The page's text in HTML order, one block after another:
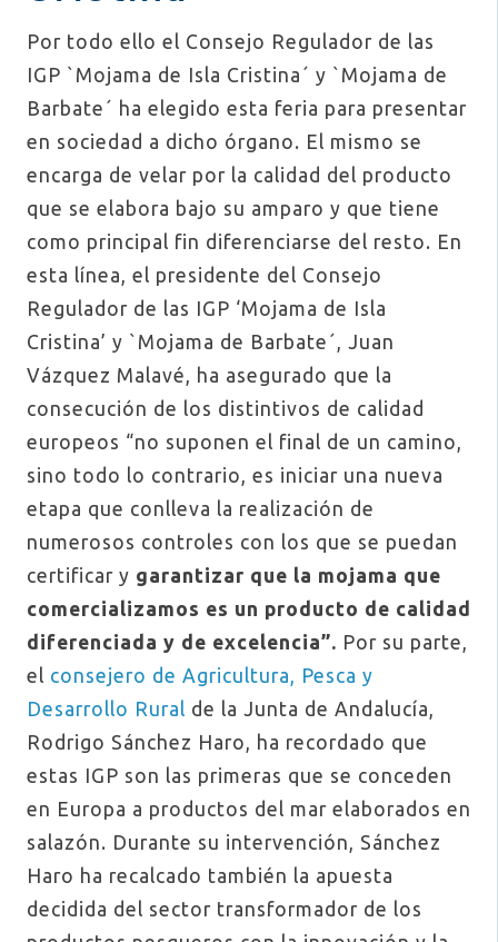
Por todo ello el Consejo Regulador de las
IGP `Mojama de Isla Cristina´ y `Mojama de
Barbate´ ha elegido esta feria para presentar
en sociedad a dicho órgano. El mismo se
encarga de velar por la calidad del producto
que se elabora bajo su amparo y que tiene
como principal fin diferenciarse del resto. En
esta línea, el presidente del Consejo
Regulador de las IGP ‘Mojama de Isla
Cristina’ y `Mojama de Barbate´, Juan
Vázquez Malavé, ha asegurado que la
consecución de los distintivos de calidad
europeos “no suponen el final de un camino,
sino todo lo contrario, es iniciar una nueva
etapa que conlleva la realización de
numerosos controles con los que se puedan
certificar y garantizar que la mojama que
comercializamos es un producto de calidad
diferenciada y de excelencia”. Por su parte,
el consejero de Agricultura, Pesca y
Desarrollo Rural de la Junta de Andalucía,
Rodrigo Sánchez Haro, ha recordado que
estas IGP son las primeras que se conceden
en Europa a productos del mar elaborados en
salazón. Durante su intervención, Sánchez
Haro ha recalcado también la apuesta
decidida del sector transformador de los